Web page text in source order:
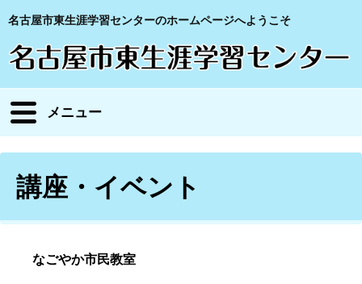
名古屋市東生涯学習センターのホームページへようこそ
メニュー
講座・イベント
なごやか市民教室